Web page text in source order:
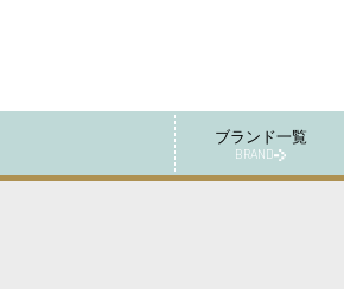
ブランド一覧
BRAND